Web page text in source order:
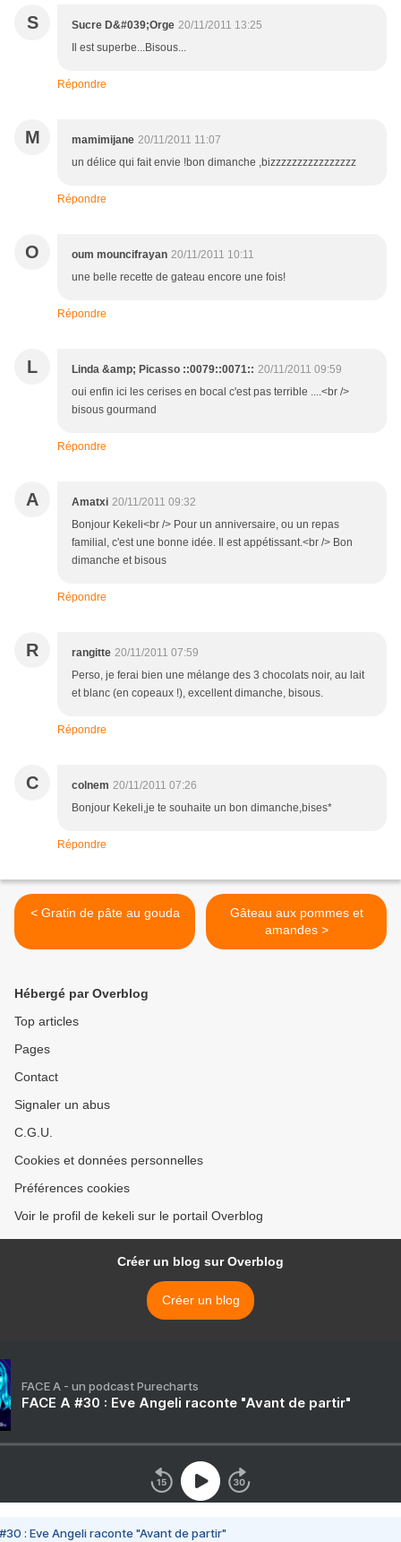
S Sucre D&#039;Orge 20/11/2011 13:25
Il est superbe...Bisous...
Répondre
M mamimijane 20/11/2011 11:07
un délice qui fait envie !bon dimanche ,bizzzzzzzzzzzzzzzz
Répondre
O oum mouncifrayan 20/11/2011 10:11
une belle recette de gateau encore une fois!
Répondre
L Linda &amp; Picasso ::0079::0071:: 20/11/2011 09:59
oui enfin ici les cerises en bocal c'est pas terrible ....<br />
bisous gourmand
Répondre
A Amatxi 20/11/2011 09:32
Bonjour Kekeli<br /> Pour un anniversaire, ou un repas
familial, c'est une bonne idée. Il est appétissant.<br /> Bon
dimanche et bisous
Répondre
R rangitte 20/11/2011 07:59
Perso, je ferai bien une mélange des 3 chocolats noir, au lait
et blanc (en copeaux !), excellent dimanche, bisous.
Répondre
C colnem 20/11/2011 07:26
Bonjour Kekeli,je te souhaite un bon dimanche,bises*
Répondre
< Gratin de pâte au gouda
Gâteau aux pommes et
amandes >
Hébergé par Overblog
Top articles
Pages
Contact
Signaler un abus
C.G.U.
Cookies et données personnelles
Préférences cookies
Voir le profil de kekeli sur le portail Overblog
Créer un blog sur Overblog
Créer un blog
FACE A - un podcast Purecharts
FACE A #30 : Eve Angeli raconte "Avant de partir"
#30 : Eve Angeli raconte "Avant de partir"